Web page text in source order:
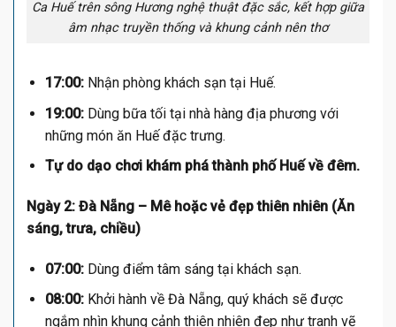
Ca Huế trên sông Hương nghệ thuật đặc sắc, kết hợp giữa
âm nhạc truyền thống và khung cảnh nên thơ
17:00:Nhận phòng khách sạn tại Huế.
19:00:Dùng bữa tối tại nhà hàng địa phương với
những món ăn Huế đặc trưng.
Tự do dạo chơi khám phá thành phố Huế về đêm.
Ngày 2: Đà Nẵng – Mê hoặc vẻ đẹp thiên nhiên (Ăn
sáng, trưa, chiều)
07:00:Dùng điểm tâm sáng tại khách sạn.
08:00:Khởi hành về Đà Nẵng, quý khách sẽ được
ngắm nhìn khung cảnh thiên nhiên đẹp như tranh vẽ